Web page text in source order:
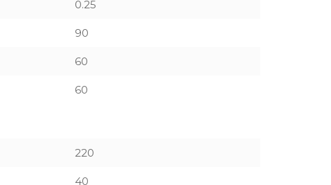
0.25
90
60
60
220
40